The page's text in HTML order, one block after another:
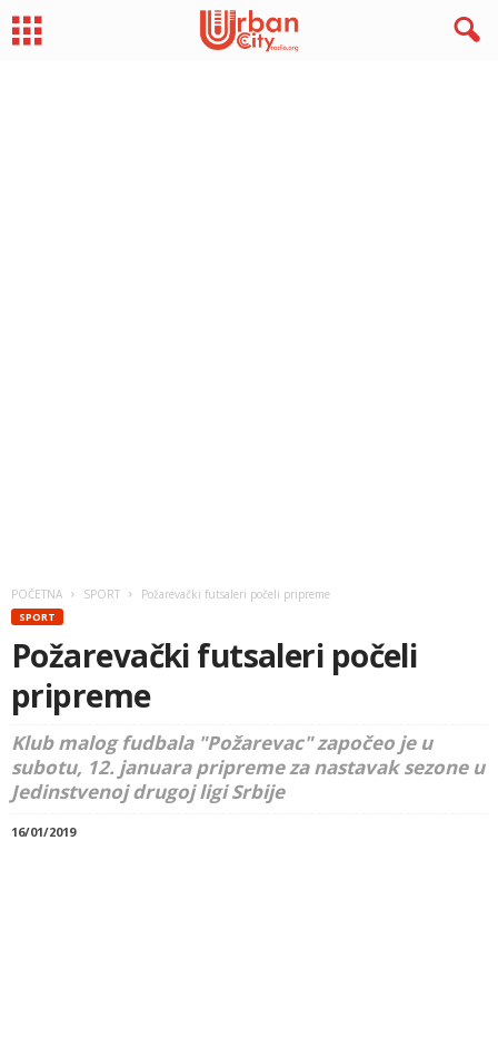
POČETNA SPORT Požarevački futsaleri počeli pripreme
SPORT
Požarevački futsaleri počeli
pripreme
Klub malog fudbala "Požarevac" započeo je u
subotu, 12. januara pripreme za nastavak sezone u
Jedinstvenoj drugoj ligi Srbije
16/01/2019